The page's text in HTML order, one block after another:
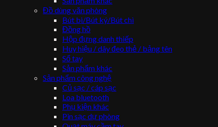
Đồ dùng văn phòng
Bút bi/Bút ký/Bút chì
Đồng hồ
Hộp đựng danh thiếp
Huy hiệu / dây đeo thẻ / bảng tên
Sổ tay
Sản phẩm khác
Sản phẩm công nghệ
Củ sạc / cáp sạc
Loa bluetooth
Phụ kiện khác
Pin sạc dự phòng